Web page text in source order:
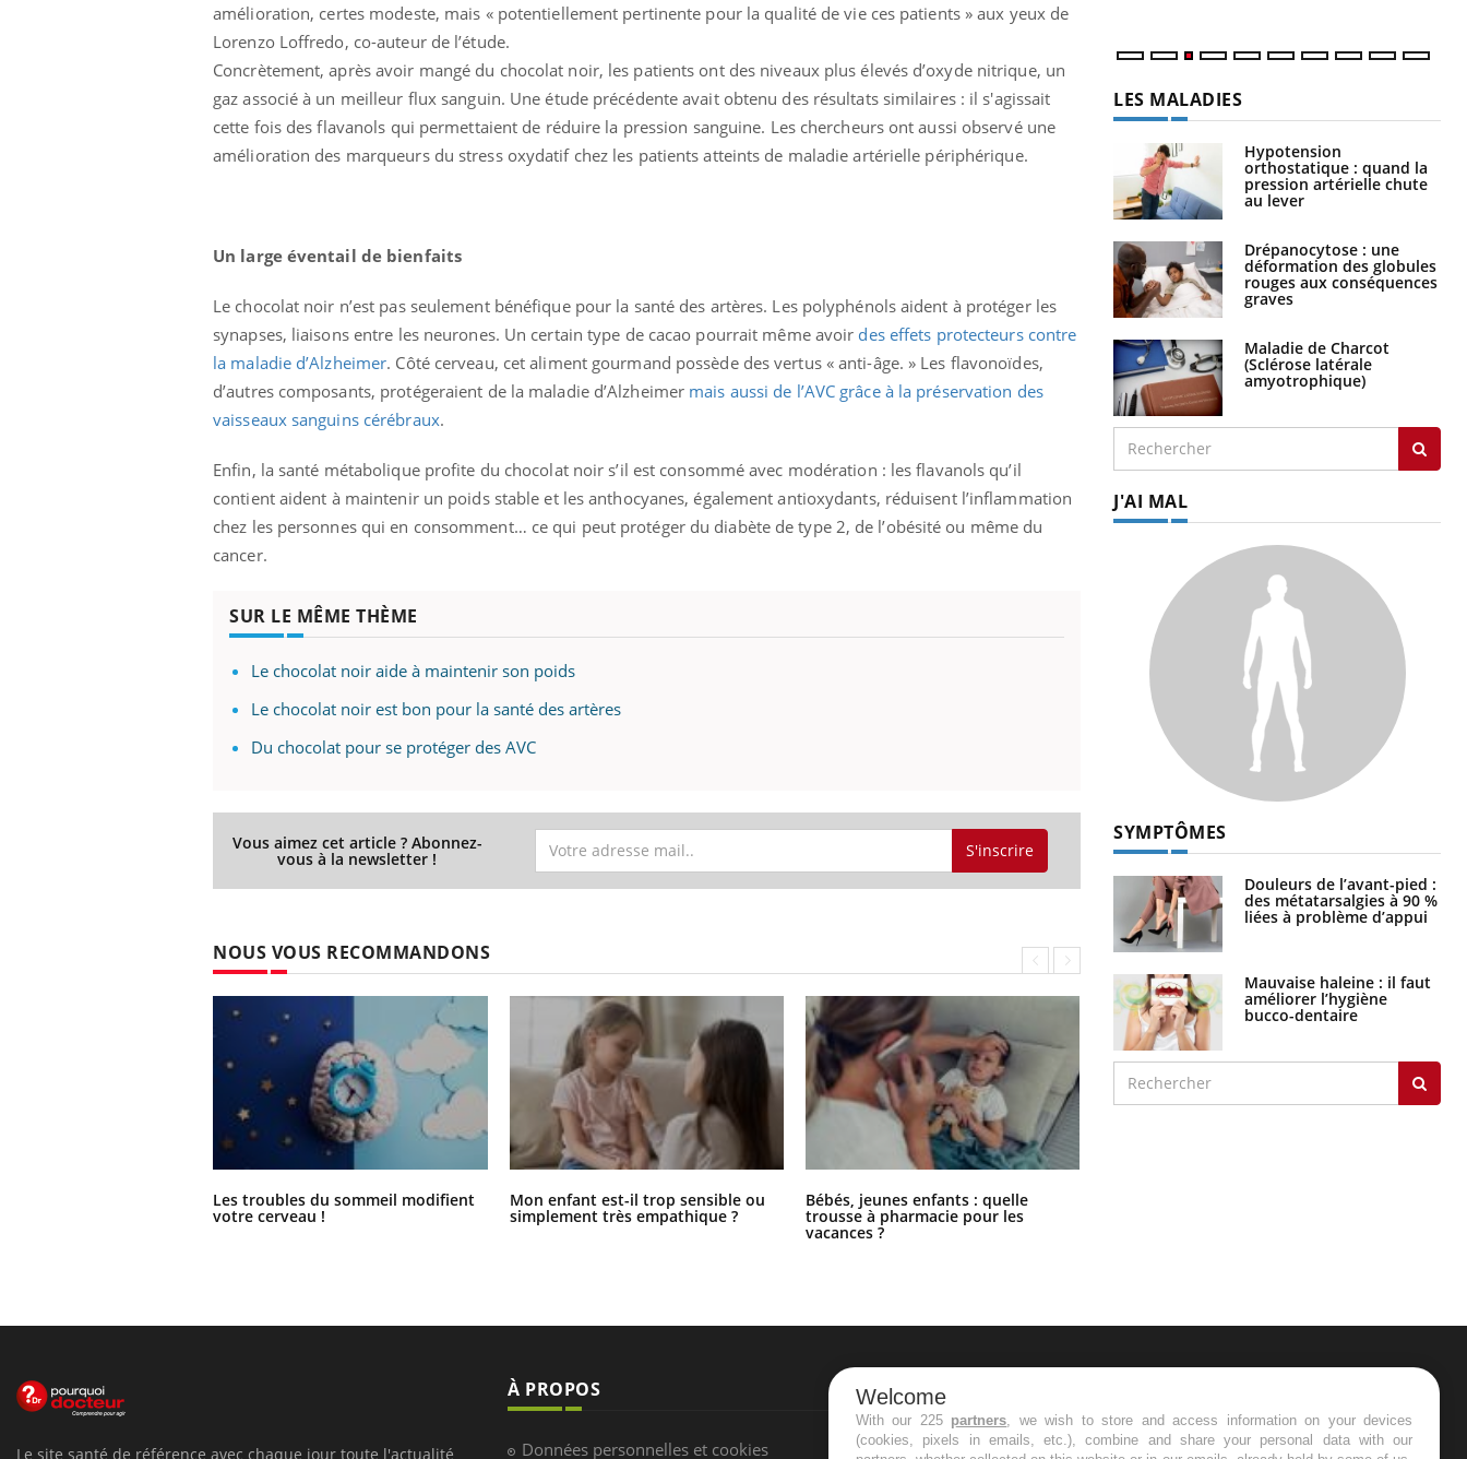
amélioration, certes modeste, mais « potentiellement pertinente pour la qualité de vie ces patients » aux yeux de
Lorenzo Loffredo, co-auteur de l’étude.
Concrètement, après avoir mangé du chocolat noir, les patients ont des niveaux plus élevés d’oxyde nitrique, un
gaz associé à un meilleur flux sanguin. Une étude précédente avait obtenu des résultats similaires : il s'agissait
cette fois des flavanols qui permettaient de réduire la pression sanguine. Les chercheurs ont aussi observé une
amélioration des marqueurs du stress oxydatif chez les patients atteints de maladie artérielle périphérique.
Un large éventail de bienfaits
Le chocolat noir n’est pas seulement bénéfique pour la santé des artères. Les polyphénols aident à protéger les
synapses, liaisons entre les neurones. Un certain type de cacao pourrait même avoir des effets protecteurs contre
la maladie d’Alzheimer. Côté cerveau, cet aliment gourmand possède des vertus « anti-âge. » Les flavonoïdes,
d’autres composants, protégeraient de la maladie d’Alzheimer mais aussi de l’AVC grâce à la préservation des
vaisseaux sanguins cérébraux.
Enfin, la santé métabolique profite du chocolat noir s’il est consommé avec modération : les flavanols qu’il
contient aident à maintenir un poids stable et les anthocyanes, également antioxydants, réduisent l’inflammation
chez les personnes qui en consomment… ce qui peut protéger du diabète de type 2, de l’obésité ou même du
cancer.
SUR LE MÊME THÈME
Le chocolat noir aide à maintenir son poids
Le chocolat noir est bon pour la santé des artères
Du chocolat pour se protéger des AVC
Vous aimez cet article ? Abonnez-
vous à la newsletter ! S'inscrire
NOUS VOUS RECOMMANDONS
Les troubles du sommeil modifient
votre cerveau !
Mon enfant est-il trop sensible ou
simplement très empathique ?
Bébés, jeunes enfants : quelle
trousse à pharmacie pour les
vacances ?
LES MALADIES
Hypotension
orthostatique : quand la
pression artérielle chute
au lever
Drépanocytose : une
déformation des globules
rouges aux conséquences
graves
Maladie de Charcot
(Sclérose latérale
amyotrophique)
J'AI MAL
SYMPTÔMES
Douleurs de l’avant-pied :
des métatarsalgies à 90 %
liées à problème d’appui
Mauvaise haleine : il faut
améliorer l’hygiène
bucco-dentaire
Le site santé de référence avec chaque jour toute l'actualité
À PROPOS
Données personnelles et cookies
NEWSLETTER
Recevez toutes les semaines les meilleures
Welcome
With our 225 partners, we wish to store and access information on your devices
(cookies, pixels in emails, etc.), combine and share your personal data with our